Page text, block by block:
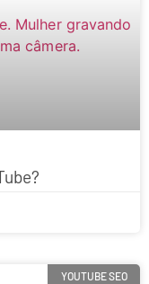
YOUTUBE SEO